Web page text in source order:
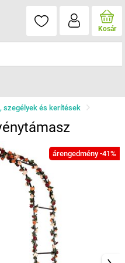
Kosár
szegélyek és kerítések
árengedmény -41%